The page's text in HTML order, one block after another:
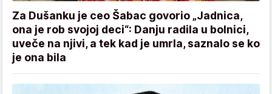
Za Dušanku je ceo Šabac govorio „Jadnica,
ona je rob svojoj deci“: Danju radila u bolnici,
uveče na njivi, a tek kad je umrla, saznalo se ko
je ona bila